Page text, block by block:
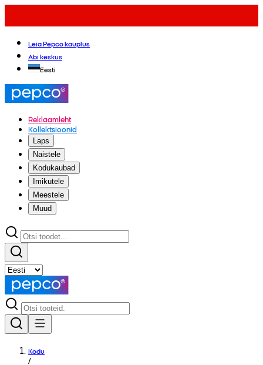
Leia Pepco kauplus
Abi keskus
Eesti
Reklaamleht
Kollektsioonid
Laps
Naistele
Kodukaubad
Imikutele
Meestele
Muud
Kodu
/